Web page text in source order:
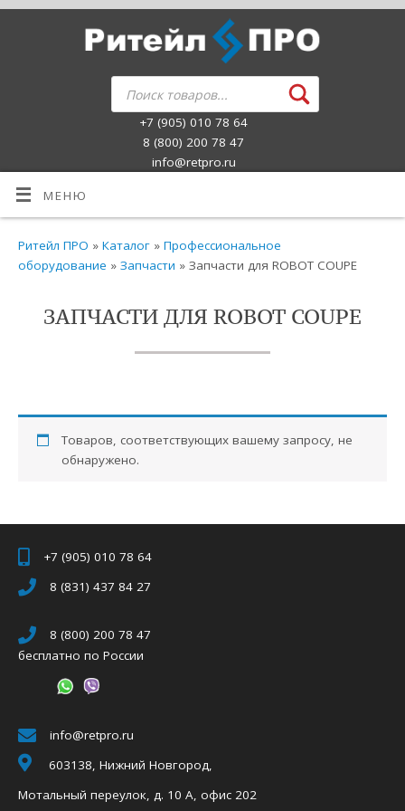
+7 (905) 010 78 64
8 (800) 200 78 47
info@retpro.ru
МЕНЮ
Ритейл ПРО »Каталог »Профессиональное
оборудование »Запчасти » Запчасти для ROBOT COUPE
ЗАПЧАСТИ ДЛЯ ROBOT COUPE
Товаров, соответствующих вашему запросу, не
обнаружено.
+7 (905) 010 78 64
8 (831) 437 84 27
8 (800) 200 78 47
бесплатно по России
info@retpro.ru
603138, Нижний Новгород,
Мотальный переулок, д. 10 А, офис 202